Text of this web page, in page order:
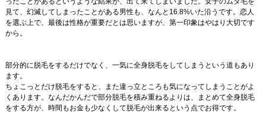
見て、幻滅してしまったことがある男性も、なんと16.8%いた沿うです。恋人
を選ぶ上で、最後は性格が重要だとは思いますが、第一印象はやはり大切です
から。
部分的に脱毛をするだけでなく、一気に全身脱毛をしてしまうという道もあり
ます。
ちょこっとだけ脱毛をすると、また違っ立ところも気になってしまうことがよ
くあります。なんだかんだで部分脱毛を積み重ねるよりは、まとめて全身脱毛
をする方が、時間もお金も少なくして脱毛が出来るという点でお得です。